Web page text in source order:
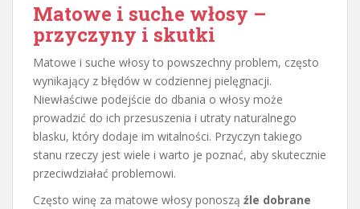
Matowe i suche włosy –
przyczyny i skutki
Matowe i suche włosy to powszechny problem, często
wynikający z błędów w codziennej pielęgnacji.
Niewłaściwe podejście do dbania o włosy może
prowadzić do ich przesuszenia i utraty naturalnego
blasku, który dodaje im witalności. Przyczyn takiego
stanu rzeczy jest wiele i warto je poznać, aby skutecznie
przeciwdziałać problemowi.
Często winę za matowe włosy ponoszą źle dobrane